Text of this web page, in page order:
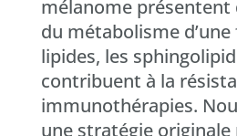
mélanome présentent
du métabolisme
lipides, les
contribuent à la
immunothérapies.
une stratégie originale